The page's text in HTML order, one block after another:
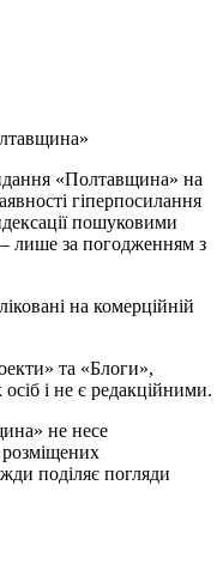
«Полтавщина» на
гіперпосилання
пошуковими
лише за погодженням з
на комерційній
та «Блоги»,
осіб і не є редакційними.
не несе
розміщених
поділяє погляди